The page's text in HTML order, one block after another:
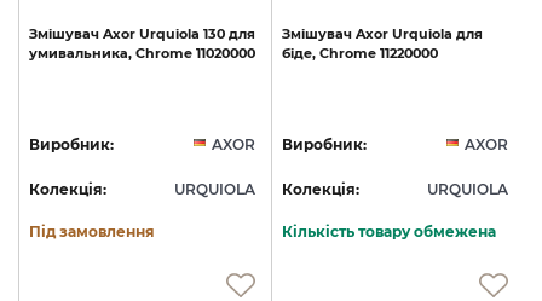
Змішувач Axor Urquiola 130 для
умивальника, Chrome 11020000
Виробник: AXOR
Колекція: URQUIOLA
Під замовлення
Змішувач Axor Urquiola для
біде, Chrome 11220000
Виробник: AXOR
Колекція: URQUIOLA
Кількість товару обмежена